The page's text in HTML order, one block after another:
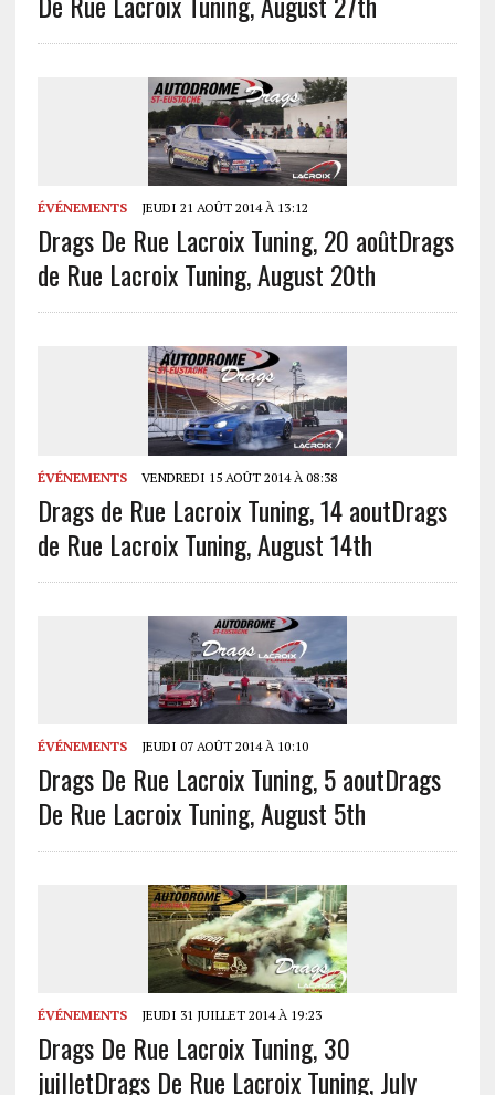
ÉVÉNEMENTS JEUDI 21 AOÛT 2014 À 13:12
Drags De Rue Lacroix Tuning, 20 aoûtDrags
de Rue Lacroix Tuning, August 20th
ÉVÉNEMENTS VENDREDI 15 AOÛT 2014 À 08:38
Drags de Rue Lacroix Tuning, 14 aoutDrags
de Rue Lacroix Tuning, August 14th
ÉVÉNEMENTS JEUDI 07 AOÛT 2014 À 10:10
Drags De Rue Lacroix Tuning, 5 aoutDrags
De Rue Lacroix Tuning, August 5th
ÉVÉNEMENTS JEUDI 31 JUILLET 2014 À 19:23
Drags De Rue Lacroix Tuning, 30
juilletDrags De Rue Lacroix Tuning, July